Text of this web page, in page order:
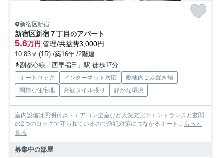
新宿区新宿
新宿区新宿７丁目のアパート
5.6万円 管理/共益費3,000円
10.83㎡ (1R) /築16年 /2階建
副都心線「西早稲田」駅 徒歩17分
オートロック インターネット対応
敷地内ごみ置き場
閑静な住宅地
外観タイル張り 静かな環境
室内設備は照明付き・エアコン全室など大変充実☆エントランスと玄関
の2つのロックで守られているので防犯対策につながるオート... もっと
見る
募集中の部屋